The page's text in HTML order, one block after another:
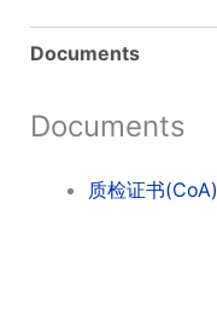
Documents
Documents
质检证书(CoA)